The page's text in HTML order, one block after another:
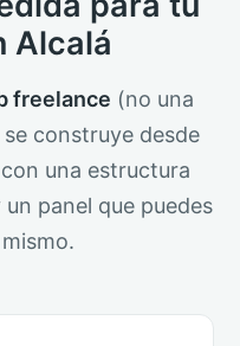
Alcalá
freelance (no una
construye desde
una estructura
panel que puedes